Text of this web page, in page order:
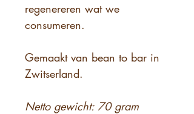
regenereren wat we
consumeren.
Gemaakt van bean to bar in
Zwitserland.
Netto gewicht: 70 gram